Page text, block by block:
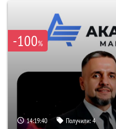
-100%
14:19:39 Получили:4